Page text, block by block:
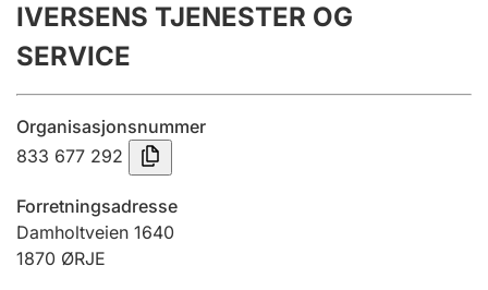
Årsrekneskap
Innsending og forseinkingsgebyr
Tinglysing
Jeger
Betaling og jegeravgiftskort
IVERSENS TJENESTER OG
SERVICE
Organisasjonsnummer
833 677 292
Forretningsadresse
Damholtveien 1640
1870 ØRJE